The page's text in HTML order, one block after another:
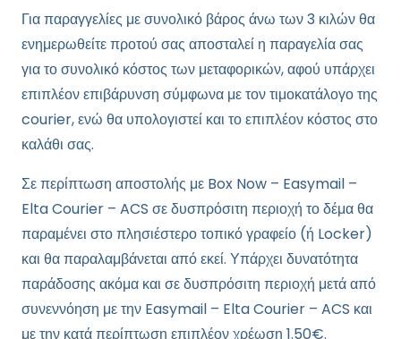
Για παραγγελίες με συνολικό βάρος άνω των 3 κιλών θα
ενημερωθείτε προτού σας αποσταλεί η παραγελία σας
για το συνολικό κόστος των μεταφορικών, αφού υπάρχει
επιπλέον επιβάρυνση σύμφωνα με τον τιμοκατάλογο της
courier, ενώ θα υπολογιστεί και το επιπλέον κόστος στο
καλάθι σας.
Σε περίπτωση αποστολής με Box Now – Easymail –
Elta Courier – ACS σε δυσπρόσιτη περιοχή το δέμα θα
παραμένει στο πλησιέστερο τοπικό γραφείο (ή Locker)
και θα παραλαμβάνεται από εκεί. Υπάρχει δυνατότητα
παράδοσης ακόμα και σε δυσπρόσιτη περιοχή μετά από
συνεννόηση με την Easymail – Elta Courier – ACS και
με την κατά περίπτωση επιπλέον χρέωση 1.50€.